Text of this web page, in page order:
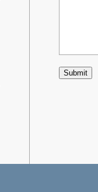
Submit